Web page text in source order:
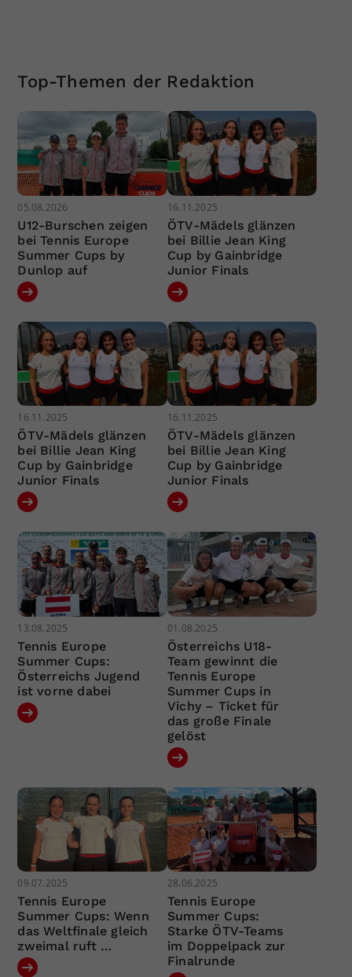
Top-Themen der Redaktion
05.08.2026
U12-Burschen zeigen
bei Tennis Europe
Summer Cups by
Dunlop auf
16.11.2025
ÖTV-Mädels glänzen
bei Billie Jean King
Cup by Gainbridge
Junior Finals
16.11.2025
ÖTV-Mädels glänzen
bei Billie Jean King
Cup by Gainbridge
Junior Finals
16.11.2025
ÖTV-Mädels glänzen
bei Billie Jean King
Cup by Gainbridge
Junior Finals
13.08.2025
Tennis Europe
Summer Cups:
Österreichs Jugend
ist vorne dabei
01.08.2025
Österreichs U18-
Team gewinnt die
Tennis Europe
Summer Cups in
Vichy – Ticket für
das große Finale
gelöst
09.07.2025
Tennis Europe
Summer Cups: Wenn
das Weltfinale gleich
zweimal ruft …
28.06.2025
Tennis Europe
Summer Cups:
Starke ÖTV-Teams
im Doppelpack zur
Finalrunde